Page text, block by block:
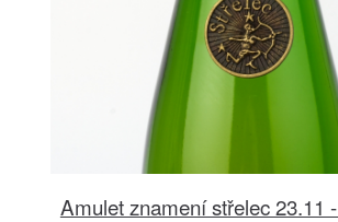
Amulet znamení střelec 23.11